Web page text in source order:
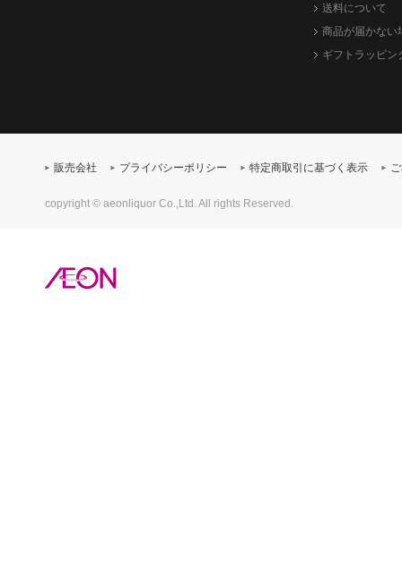
送料について
商品が届かない
ギフトラッピン
販売会社 プライバシーポリシー 特定商取引に基づく表示
copyright © aeonliquor Co.,Ltd. All rights Reserved.